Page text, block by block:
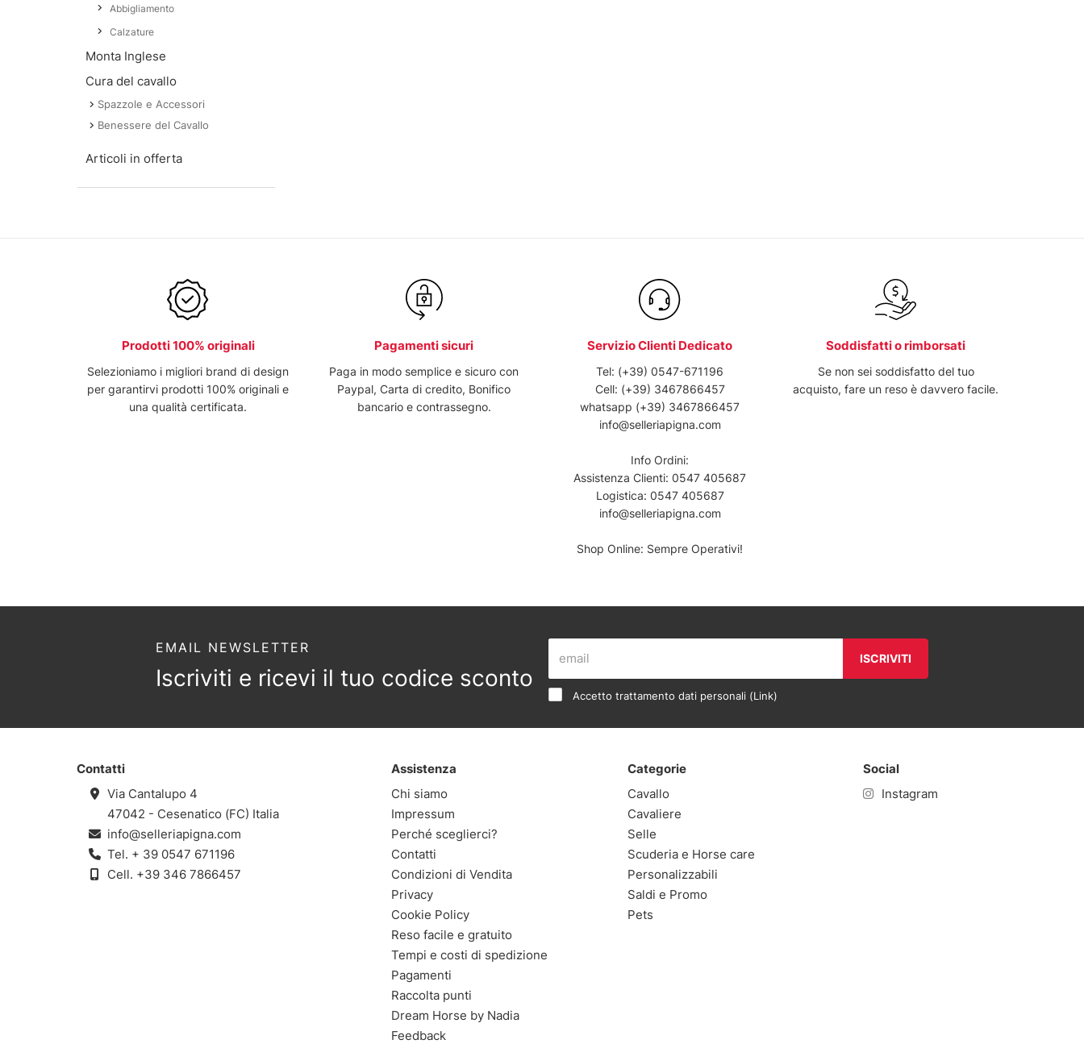
Abbigliamento
Calzature
Monta Inglese
Cura del cavallo
Spazzole e Accessori
Benessere del Cavallo
Articoli in offerta
Prodotti 100% originali
Selezioniamo i migliori brand di design
per garantirvi prodotti 100% originali e
una qualità certificata.
Pagamenti sicuri
Paga in modo semplice e sicuro con
Paypal, Carta di credito, Bonifico
bancario e contrassegno.
Servizio Clienti Dedicato
Tel: (+39) 0547-671196
Cell: (+39) 3467866457
whatsapp (+39) 3467866457
info@selleriapigna.com
Info Ordini:
Assistenza Clienti:0547 405687
Logistica: 0547 405687
info@selleriapigna.com
Shop Online: Sempre Operativi!
Soddisfatti o rimborsati
Se non sei soddisfatto del tuo
acquisto, fare un reso è davvero facile.
EMAIL NEWSLETTER
Iscriviti e ricevi il tuo codice sconto
ISCRIVITI
Accetto trattamento dati personali (Link)
Contatti
Via Cantalupo 4
47042 - Cesenatico (FC) Italia
info@selleriapigna.com
Tel. + 39 0547 671196
Cell. +39 346 7866457
Assistenza
Chi siamo
Impressum
Perché sceglierci?
Contatti
Condizioni di Vendita
Privacy
Cookie Policy
Reso facile e gratuito
Tempi e costi di spedizione
Pagamenti
Raccolta punti
Dream Horse by Nadia
Feedback
Categorie
Cavallo
Cavaliere
Selle
Scuderia e Horse care
Personalizzabili
Saldi e Promo
Pets
Social
Instagram